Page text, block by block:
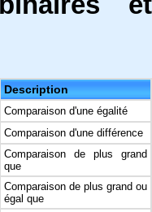
Description
Comparaison d'une égalité
Comparaison d'une différence
Comparaison de plus grand
que
Comparaison de plus grand ou
égal que